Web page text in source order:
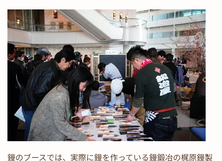
鏝のブースでは、実際に鏝を作っている鏝鍛冶の梶原鏝製